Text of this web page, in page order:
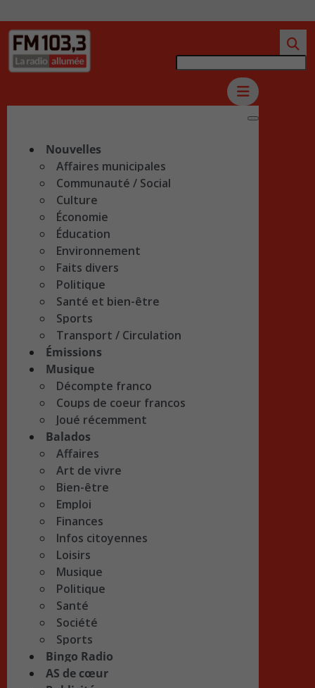
Nouvelles
Affaires municipales
Communauté / Social
Culture
Économie
Éducation
Environnement
Faits divers
Politique
Santé et bien-être
Sports
Transport / Circulation
Émissions
Musique
Décompte franco
Coups de coeur francos
Joué récemment
Balados
Affaires
Art de vivre
Bien-être
Emploi
Finances
Infos citoyennes
Loisirs
Musique
Politique
Santé
Société
Sports
Bingo Radio
AS de cœur